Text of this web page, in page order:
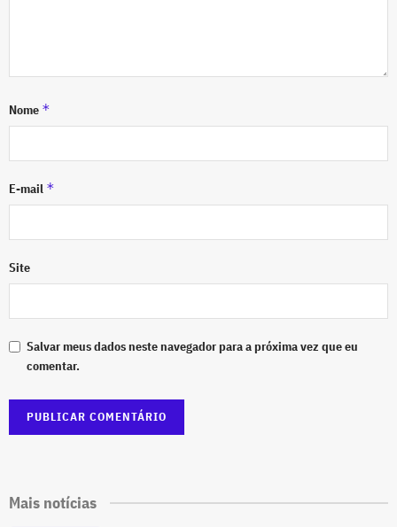
Nome *
E-mail *
Site
Salvar meus dados neste navegador para a próxima vez que eu
comentar.
Mais notícias